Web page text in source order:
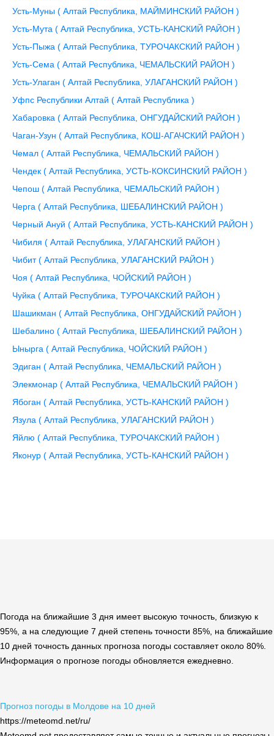
Усть-Муны ( Алтай Республика, МАЙМИНСКИЙ РАЙОН )
Усть-Мута ( Алтай Республика, УСТЬ-КАНСКИЙ РАЙОН )
Усть-Пыжа ( Алтай Республика, ТУРОЧАКСКИЙ РАЙОН )
Усть-Сема ( Алтай Республика, ЧЕМАЛЬСКИЙ РАЙОН )
Усть-Улаган ( Алтай Республика, УЛАГАНСКИЙ РАЙОН )
Уфпс Республики Алтай ( Алтай Республика )
Хабаровка ( Алтай Республика, ОНГУДАЙСКИЙ РАЙОН )
Чаган-Узун ( Алтай Республика, КОШ-АГАЧСКИЙ РАЙОН )
Чемал ( Алтай Республика, ЧЕМАЛЬСКИЙ РАЙОН )
Чендек ( Алтай Республика, УСТЬ-КОКСИНСКИЙ РАЙОН )
Чепош ( Алтай Республика, ЧЕМАЛЬСКИЙ РАЙОН )
Черга ( Алтай Республика, ШЕБАЛИНСКИЙ РАЙОН )
Черный Ануй ( Алтай Республика, УСТЬ-КАНСКИЙ РАЙОН )
Чибиля ( Алтай Республика, УЛАГАНСКИЙ РАЙОН )
Чибит ( Алтай Республика, УЛАГАНСКИЙ РАЙОН )
Чоя ( Алтай Республика, ЧОЙСКИЙ РАЙОН )
Чуйка ( Алтай Республика, ТУРОЧАКСКИЙ РАЙОН )
Шашикман ( Алтай Республика, ОНГУДАЙСКИЙ РАЙОН )
Шебалино ( Алтай Республика, ШЕБАЛИНСКИЙ РАЙОН )
Ынырга ( Алтай Республика, ЧОЙСКИЙ РАЙОН )
Эдиган ( Алтай Республика, ЧЕМАЛЬСКИЙ РАЙОН )
Элекмонар ( Алтай Республика, ЧЕМАЛЬСКИЙ РАЙОН )
Ябоган ( Алтай Республика, УСТЬ-КАНСКИЙ РАЙОН )
Язула ( Алтай Республика, УЛАГАНСКИЙ РАЙОН )
Яйлю ( Алтай Республика, ТУРОЧАКСКИЙ РАЙОН )
Яконур ( Алтай Республика, УСТЬ-КАНСКИЙ РАЙОН )
Погода на ближайшие 3 дня имеет высокую точность, близкую к
95%, а на следующие 7 дней степень точности 85%, на ближайшие
10 дней точность данных прогноза погоды составляет около 80%.
Информация о прогнозе погоды обновляется ежедневно.
Прогноз погоды в Молдове на 10 дней
https://meteomd.net/ru/